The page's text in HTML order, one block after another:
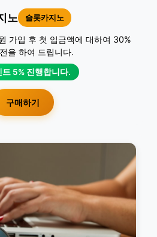
노 슬롯카지노
가입 후 첫 입금액에 대하여 30%
을 하여 드립니다.
트 5% 진행합니다.
구매하기